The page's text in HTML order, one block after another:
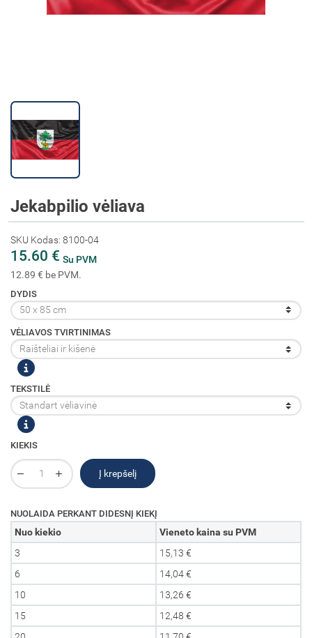
Jekabpilio vėliava
SKU Kodas: 8100-04
15.60 € Su PVM
12.89 € be PVM.
DYDIS
VĖLIAVOS TVIRTINIMAS
TEKSTILĖ
KIEKIS
Į krepšelį
NUOLAIDA PERKANT DIDESNĮ KIEKĮ
Nuo kiekio
Vieneto kaina su PVM
3
15,13 €
6
14,04 €
10
13,26 €
15
12,48 €